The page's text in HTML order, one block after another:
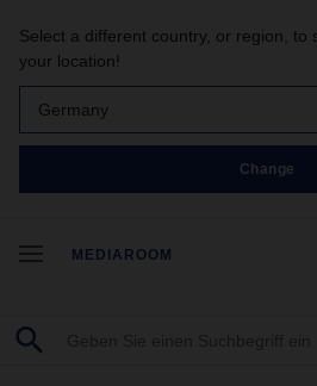
Select a different country, or region, to
your location!
Germany
Change
MEDIAROOM